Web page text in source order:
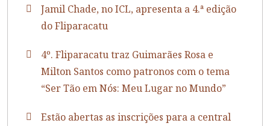
Jamil Chade, no ICL, apresenta a 4.ª edição
do Fliparacatu
4º. Fliparacatu traz Guimarães Rosa e
Milton Santos como patronos com o tema
“Ser Tão em Nós: Meu Lugar no Mundo”
Estão abertas as inscrições para a central